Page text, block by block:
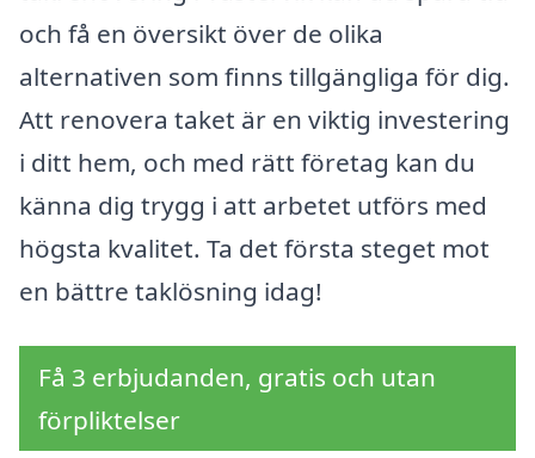
och få en översikt över de olika
alternativen som finns tillgängliga för dig.
Att renovera taket är en viktig investering
i ditt hem, och med rätt företag kan du
känna dig trygg i att arbetet utförs med
högsta kvalitet. Ta det första steget mot
en bättre taklösning idag!
Få 3 erbjudanden, gratis och utan
förpliktelser